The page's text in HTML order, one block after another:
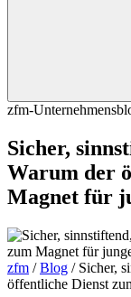
zfm-
Sicher,
Warum der
Magnet für
zfm /Blog / Sicher,
öffentliche Dienst